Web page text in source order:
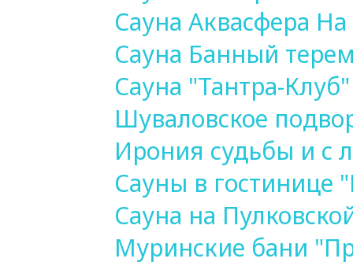
Сауна Аквасфера На
Сауна Банный
Сауна "Тантра-Клуб"
Шуваловское
Ирония судьбы и с
Сауны в гостинице
Сауна на
Муринские бани